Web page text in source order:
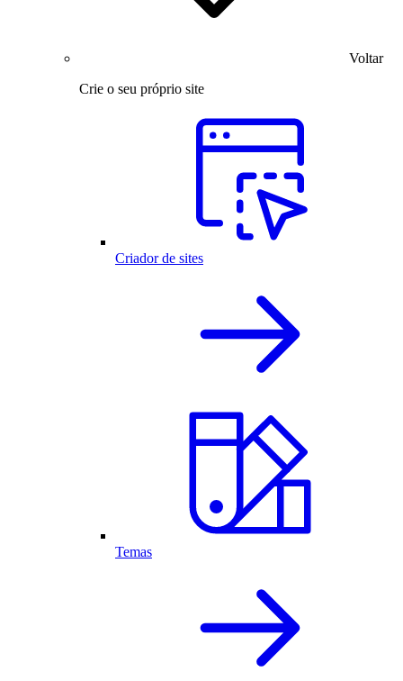
Voltar
Crie o seu próprio site
Criador de sites
Temas